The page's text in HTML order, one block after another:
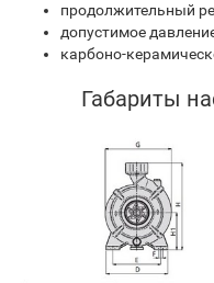
продолжительный
допустимое
карбоно-
Габариты